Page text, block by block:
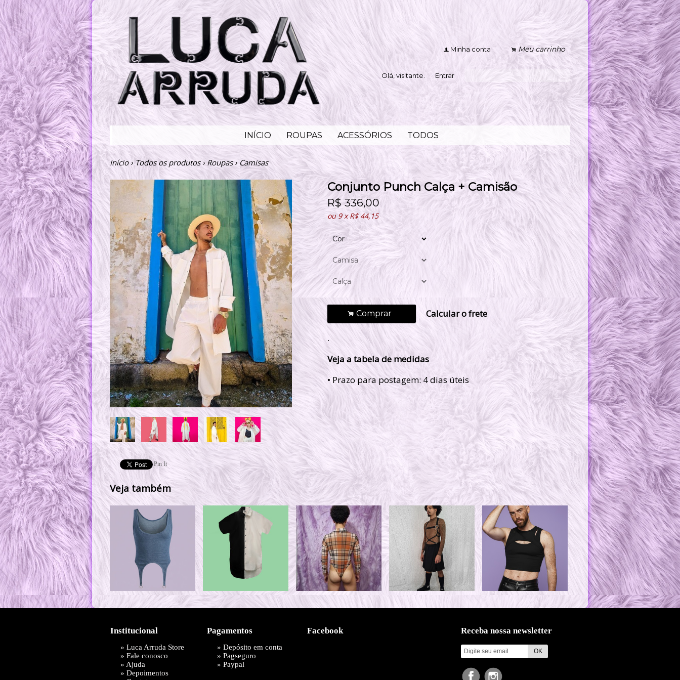
f Minha conta . Meu carrinho
Olá, visitante. Entrar s
INÍCIO ROUPAS ACESSÓRIOS TODOS
Início › Todos os produtos › Roupas › Camisas
Pin It
Conjunto Punch Calça + Camisão
R$336,00
ou9 x R$ 44,15
. Comprar Calcular o frete
.
Veja a tabela de medidas
• Prazo para postagem: 4 dias úteis
Veja também
Institucional
» Luca Arruda Store
» Fale conosco
» Ajuda
» Depoimentos
Pagamentos
» Depósito em conta
» Pagseguro
» Paypal
Facebook Receba nossa newsletter